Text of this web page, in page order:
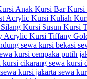
Anak Kursi BarKursi
Acrylic Kursi Kuliah
Kursi Susun Kursi
Acrylic Kursi Tiffany
sewa kursi bekasi
kursi cempaka putih
kursi cikarang sewa kursi
sewa kursi jakarta sewa